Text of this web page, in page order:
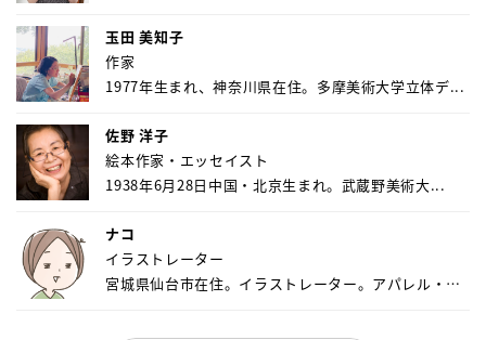
玉田 美知子
作家
1977年生まれ、神奈川県在住。多摩美術大学立体デ...
佐野 洋子
絵本作家・エッセイスト
1938年6月28日中国・北京生まれ。武蔵野美術大...
ナコ
イラストレーター
宮城県仙台市在住。イラストレーター。アパレル・キ